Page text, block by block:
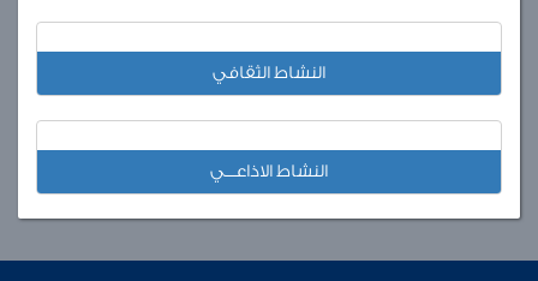
النشاط الثقافي
النشاط الاذاعـــي